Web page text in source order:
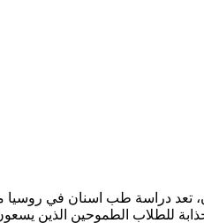
دراسة طب اسنان في روسيا
للطلاب الطموحين الذين